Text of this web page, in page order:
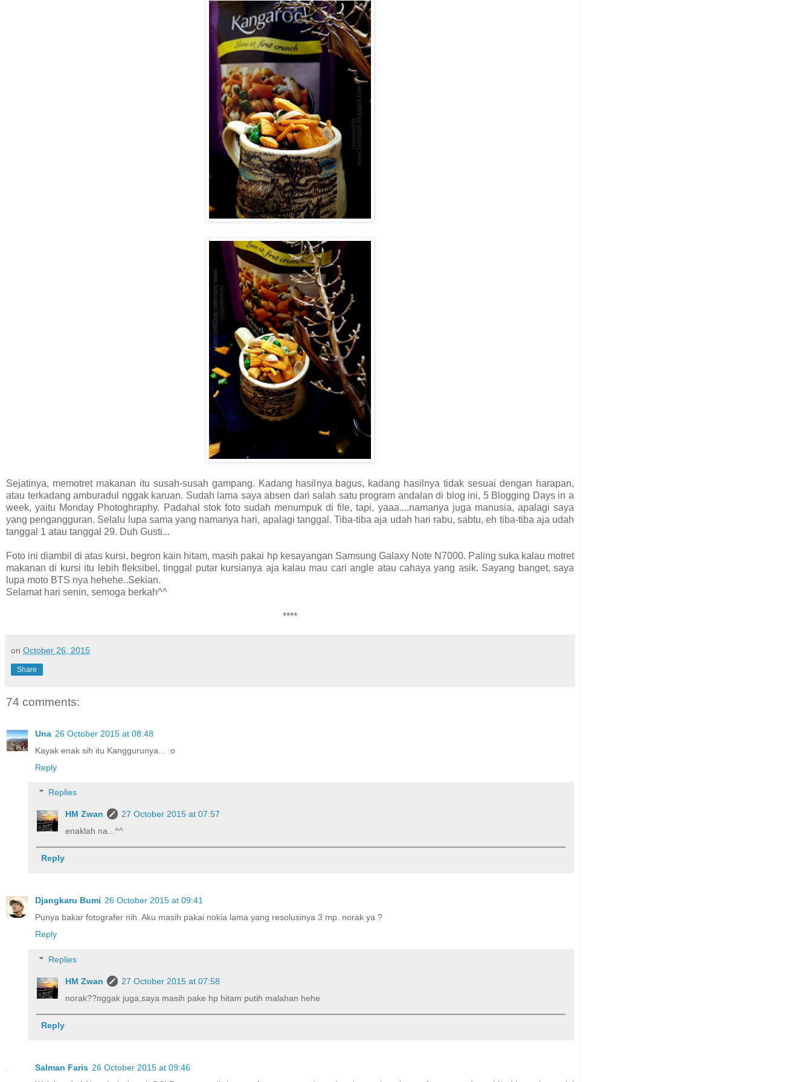
Sejatinya, memotret makanan itu susah-susah gampang. Kadang hasilnya bagus, kadang hasilnya tidak sesuai dengan harapan,
atau terkadang amburadul nggak karuan. Sudah lama saya absen dari salah satu program andalan di blog ini, 5 Blogging Days in a
week, yaitu Monday Photoghraphy. Padahal stok foto sudah menumpuk di file, tapi, yaaa....namanya juga manusia, apalagi saya
yang pengangguran. Selalu lupa sama yang namanya hari, apalagi tanggal. Tiba-tiba aja udah hari rabu, sabtu, eh tiba-tiba aja udah
tanggal 1 atau tanggal 29. Duh Gusti...
Foto ini diambil di atas kursi, begron kain hitam, masih pakai hp kesayangan Samsung Galaxy Note N7000. Paling suka kalau motret
makanan di kursi itu lebih fleksibel, tinggal putar kursianya aja kalau mau cari angle atau cahaya yang asik. Sayang banget, saya
lupa moto BTS nya hehehe..Sekian.
Selamat hari senin, semoga berkah^^
****
on October 26, 2015
Share
74 comments:
Una 26 October 2015 at 08:48
Kayak enak sih itu Kanggurunya... :o
Reply
Replies
HM Zwan
27 October 2015 at 07:57
enaklah na...^^
Reply
Djangkaru Bumi 26 October 2015 at 09:41
Punya bakar fotografer nih. Aku masih pakai nokia lama yang resolusinya 3 mp. norak ya ?
Reply
Replies
HM Zwan
27 October 2015 at 07:58
norak??nggak juga,saya masih pake hp hitam putih malahan hehe
Reply
Salman Faris 26 October 2015 at 09:46